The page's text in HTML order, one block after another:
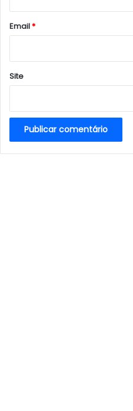
*
Email*
Site